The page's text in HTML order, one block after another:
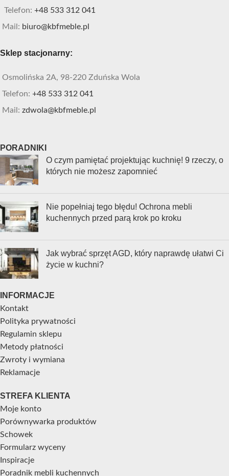
Telefon: +48 533 312 041
Mail: biuro@kbfmeble.pl
Sklep stacjonarny:
Osmolińska 2A, 98-220 Zduńska Wola
Telefon: +48 533 312 041
Mail: zdwola@kbfmeble.pl
PORADNIKI
O czym pamiętać projektując kuchnię! 9 rzeczy, o
których nie możesz zapomnieć
Nie popełniaj tego błędu! Ochrona mebli
kuchennych przed parą krok po kroku
Jak wybrać sprzęt AGD, który naprawdę ułatwi Ci
życie w kuchni?
INFORMACJE
Kontakt
Polityka prywatności
Regulamin sklepu
Metody płatności
Zwroty i wymiana
Reklamacje
STREFA KLIENTA
Moje konto
Porównywarka produktów
Schowek
Formularz wyceny
Inspiracje
Poradnik mebli kuchennych